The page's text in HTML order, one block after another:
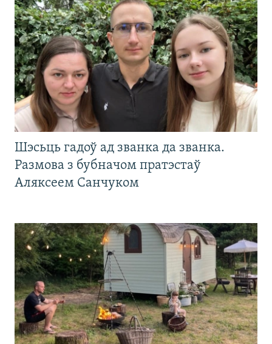
Шэсьць гадоў ад званка да званка.
Размова з бубначом пратэстаў
Аляксеем Санчуком